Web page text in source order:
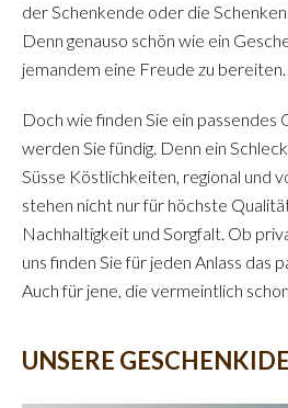
der Schenkende oder die
Denn genauso schön wie ein
jemandem eine Freude zu bereiten.
Doch wie finden Sie ein passendes
werden Sie fündig. Denn ein
Süsse Köstlichkeiten, regional und
stehen nicht nur für höchste
Nachhaltigkeit und Sorgfalt. Ob
uns finden Sie für jeden Anlass das
Auch für jene, die vermeintlich
UNSERE